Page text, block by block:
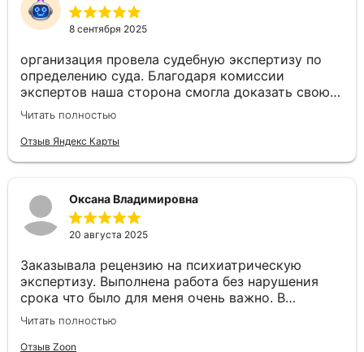
8 сентября 2025
организация провела судебную экспертизу по
определению суда. Благодаря комиссии
экспертов наша сторона смогла доказать свою
правоту в судебном заседании! Выражаем
благодарность экспертам и организации!
Читать полностью
Отзыв Яндекс Карты
Оксана Владимировна
20 августа 2025
Заказывала рецензию на психиатрическую
экспертизу. Выполнена работа без нарушения
срока что было для меня очень важно. В
рецензии отражено большое количество
ошибок. Само заключение прошито как и
полагается. Буду рекомендовать вас всем кто
Читать полностью
Отзыв Zoon